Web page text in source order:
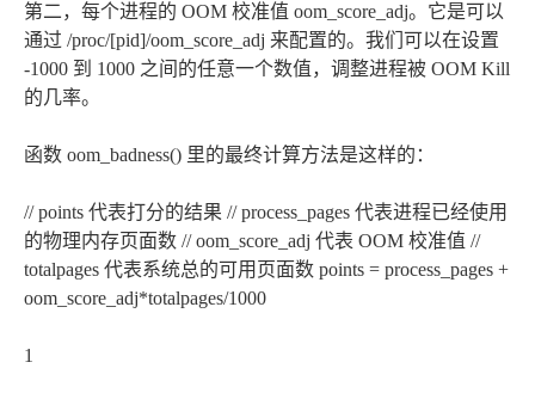
第二，每个进程的 OOM 校准值 oom_score_adj。它是可以
通过 /proc/[pid]/oom_score_adj 来配置的。我们可以在设置
-1000 到 1000 之间的任意一个数值，调整进程被 OOM Kill
的几率。
函数 oom_badness() 里的最终计算方法是这样的：
// points 代表打分的结果 // process_pages 代表进程已经使用
的物理内存页面数 // oom_score_adj 代表 OOM 校准值 //
totalpages 代表系统总的可用页面数 points = process_pages +
oom_score_adj*totalpages/1000
1